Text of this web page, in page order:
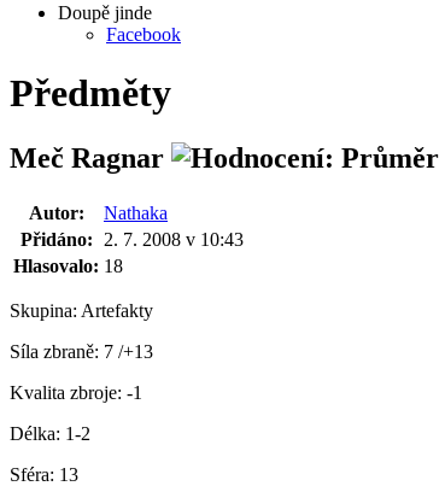
Doupě jinde
Facebook
Předměty
Meč Ragnar
Autor:
Nathaka
Přidáno:
2. 7. 2008 v 10:43
Hlasovalo: 18
Skupina: Artefakty
Síla zbraně: 7 /+13
Kvalita zbroje: -1
Délka: 1-2
Sféra: 13